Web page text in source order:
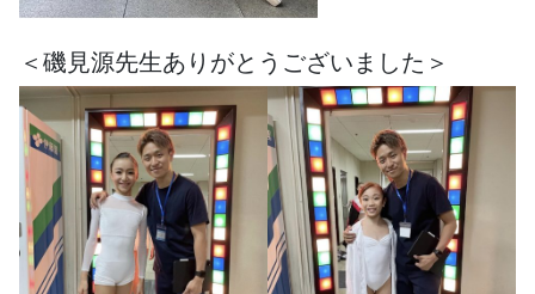
＜磯見源先生ありがとうございました＞